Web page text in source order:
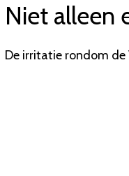
Niet alleen
De irritatie rondom de